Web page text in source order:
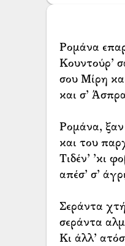
Ρομάνα
Κουντούρ’
σου Μίρη
και σ’
Ρομάνα,
και του
Τιδέν’ ’κι
απέσ’ σ’
Σεράντα
σεράντα
Κι άλλ’